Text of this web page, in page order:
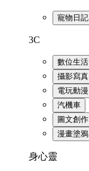
寵物日記
3C
數位生活
攝影寫真
電玩動漫
汽機車
圖文創作
漫畫塗鴉
身心靈